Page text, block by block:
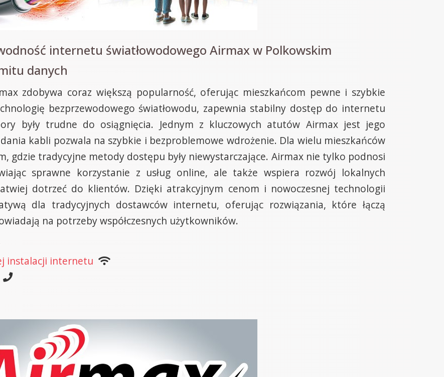
internetu światłowodowego Airmax w Polkowskim
danych
zdobywa coraz większą popularność, oferując mieszkańcom pewne i szybkie
bezprzewodowego światłowodu, zapewnia stabilny dostęp do internetu
były trudne do osiągnięcia. Jednym z kluczowych atutów Airmax jest jego
kabli pozwala na szybkie i bezproblemowe wdrożenie. Dla wielu mieszkańców
gdzie tradycyjne metody dostępu były niewystarczające. Airmax nie tylko podnosi
sprawne korzystanie z usług online, ale także wspiera rozwój lokalnych
dotrzeć do klientów. Dzięki atrakcyjnym cenom i nowoczesnej technologii
dla tradycyjnych dostawców internetu, oferując rozwiązania, które łączą
na potrzeby współczesnych użytkowników.
instalacji internetu